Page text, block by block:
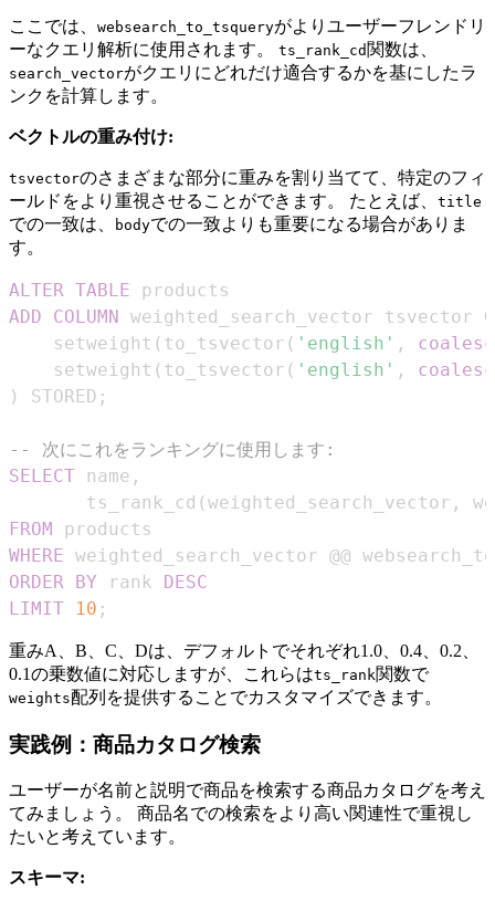
ここでは、 websearch_to_tsqueryがよりユーザーフレンドリ
ーなクエリ解析に使用されます。 ts_rank_cd 関数は、
search_vectorがクエリにどれだけ適合するかを基にしたラ
ンクを計算します。
ベクトルの重み付け:
tsvectorのさまざまな部分に重みを割り当てて、特定のフィ
ールドをより重視させることができます。 たとえば、 title
での一致は、 bodyでの一致よりも重要になる場合がありま
す。
ALTER TABLE
ADD
COLUMN weighted_search_vector tsvector
    setweight
( to_tsvector ( 'english' ,
    setweight
( to_tsvector ( 'english' ,
)
STORED ;
-- 次にこれをランキングに使用します:
SELECT name ,
       ts_rank_cd
(weighted_search_vector ,
FROM
WHERE weighted_search_vector @@
ORDER BY rank DESC
LIMIT
10 ;
重みA、B、C、Dは、デフォルトでそれぞれ1.0、0.4、0.2、
0.1の乗数値に対応しますが、これらはts_rank関数で
weights配列を提供することでカスタマイズできます。
実践例：商品カタログ検索
ユーザーが名前と説明で商品を検索する商品カタログを考え
てみましょう。 商品名での検索をより高い関連性で重視し
たいと考えています。
スキーマ: